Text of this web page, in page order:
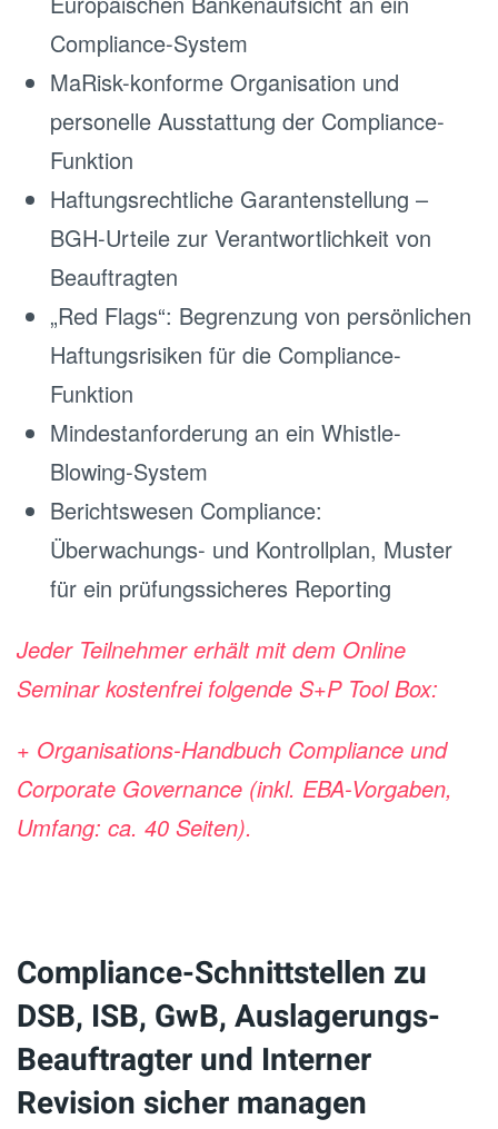
Compliance-System
MaRisk-konforme Organisation und
personelle Ausstattung der Compliance-
Funktion
Haftungsrechtliche Garantenstellung –
BGH-Urteile zur Verantwortlichkeit von
Beauftragten
„Red Flags“: Begrenzung von persönlichen
Haftungsrisiken für die Compliance-
Funktion
Mindestanforderung an ein Whistle-
Blowing-System
Berichtswesen Compliance:
Überwachungs- und Kontrollplan, Muster
für ein prüfungssicheres Reporting
Jeder Teilnehmer erhält mit dem Online
Seminar kostenfrei folgende S+P Tool Box:
+ Organisations-Handbuch Compliance und
Corporate Governance (inkl. EBA-Vorgaben,
Umfang: ca. 40 Seiten).
Compliance-Schnittstellen zu
DSB, ISB, GwB, Auslagerungs-
Beauftragter und Interner
Revision sicher managen